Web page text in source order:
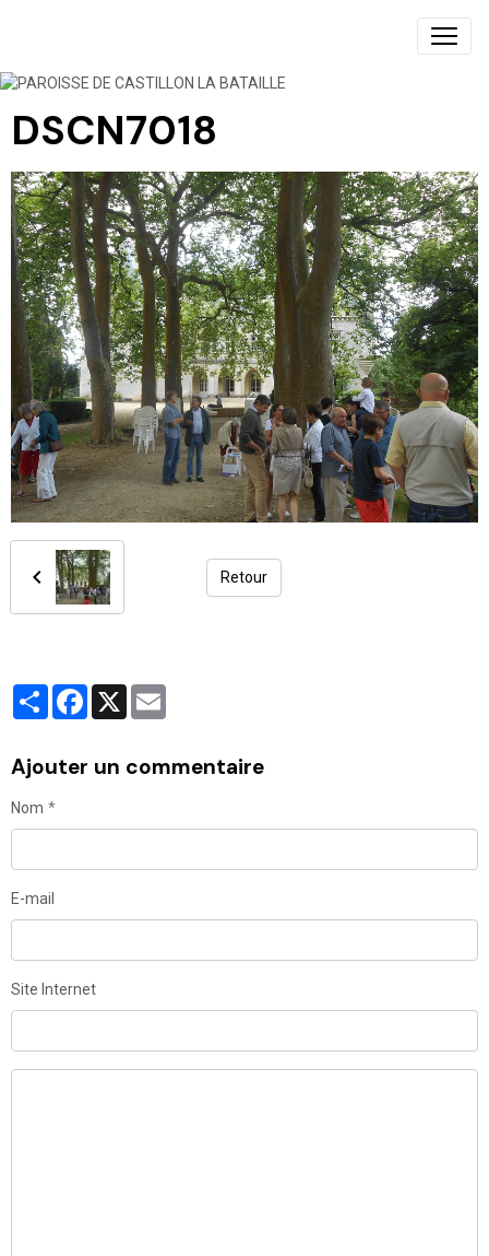
PAROISSE DE CASTILLON LA BATAILLE
DSCN7018
Retour
PartagerFacebook
X
Ajouter un commentaire
Nom
E-mail
Site Internet